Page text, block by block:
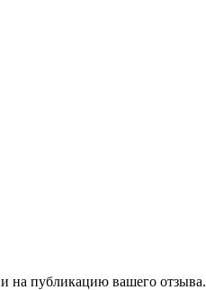
и на публикацию вашего отзыва.